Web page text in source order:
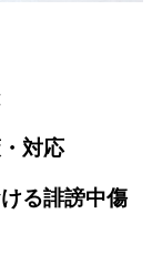
対応
る誹謗中傷